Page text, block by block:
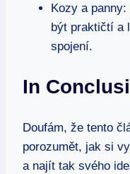
Kozy a
být praktičtí a
spojení.
In
Doufám, ‌že tento
porozumět,‌ jak si
a⁢ najít tak svého